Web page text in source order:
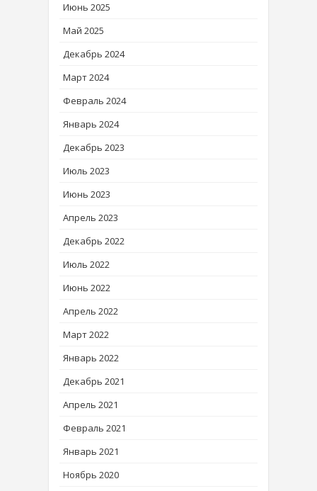
Июнь 2025
Май 2025
Декабрь 2024
Март 2024
Февраль 2024
Январь 2024
Декабрь 2023
Июль 2023
Июнь 2023
Апрель 2023
Декабрь 2022
Июль 2022
Июнь 2022
Апрель 2022
Март 2022
Январь 2022
Декабрь 2021
Апрель 2021
Февраль 2021
Январь 2021
Ноябрь 2020